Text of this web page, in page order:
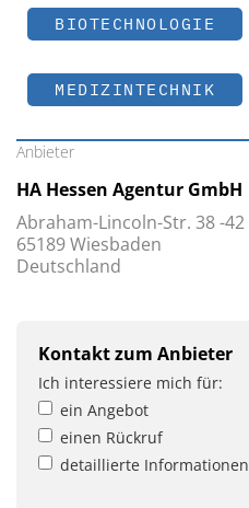
BIOTECHNOLOGIE
MEDIZINTECHNIK
Anbieter
HA Hessen Agentur GmbH
Abraham-Lincoln-Str. 38 -42
65189 Wiesbaden
Deutschland
Kontakt zum Anbieter
Ich interessiere mich für:
ein Angebot
einen Rückruf
detaillierte Informationen